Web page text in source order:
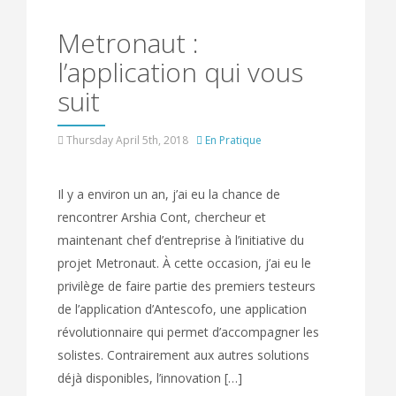
Metronaut :
l’application qui vous
suit
Thursday April 5th, 2018 En Pratique
Il y a environ un an, j’ai eu la chance de
rencontrer Arshia Cont, chercheur et
maintenant chef d’entreprise à l’initiative du
projet Metronaut. À cette occasion, j’ai eu le
privilège de faire partie des premiers testeurs
de l’application d’Antescofo, une application
révolutionnaire qui permet d’accompagner les
solistes. Contrairement aux autres solutions
déjà disponibles, l’innovation […]